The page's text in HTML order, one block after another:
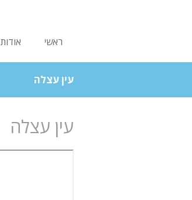
ראשי אודות
עין עצלה
עין עצלה